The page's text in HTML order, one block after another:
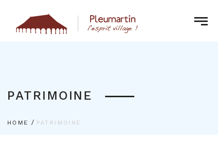
PATRIMOINE
HOME / PATRIMOINE